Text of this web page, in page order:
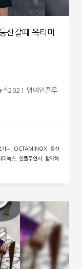
산갈때 옥타미
2021 명예인플루
기니 OCTAMINOX 등산,
미녹스 인플루언서
함께해